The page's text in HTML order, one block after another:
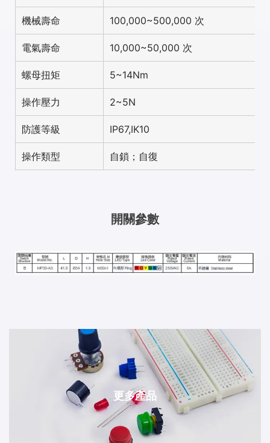
機械壽命 100,000~500,000 次
電氣壽命 10,000~50,000 次
螺母扭矩 5~14Nm
操作壓力 2~5N
防護等級 IP67,IK10
操作類型 自鎖；自復
開關參數
更多產品